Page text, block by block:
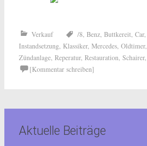
Verkauf /8, Benz, Buttkereit, Car,
Instandsetzung, Klassiker, Mercedes, Oldtimer,
Zündanlage, Reperatur, Restauration, Schairer,
[Kommentar schreiben]
Aktuelle Beiträge